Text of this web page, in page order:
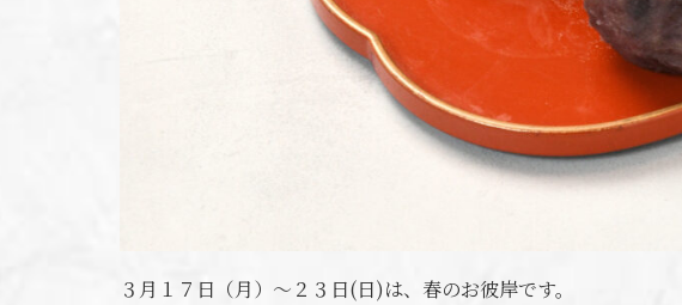
３月１７日（月）～２３日(日)は、春のお彼岸です。